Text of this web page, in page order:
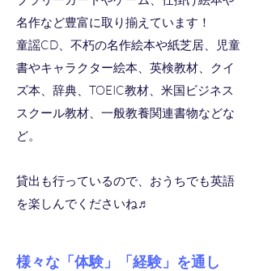
名作など豊富に取り揃えています！
童謡CD、不朽の名作絵本や紙芝居、児童
書やキャラクター絵本、英検教材、クイ
ズ本、辞典、TOEIC教材、米国ビジネス
スクール教材、一般教養関連書物などな
ど。
貸出も行っているので、おうちでも英語
を楽しんでくださいね♬
様々な「体験」「経験」を通し